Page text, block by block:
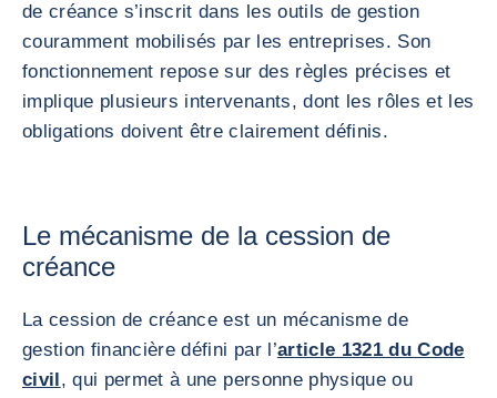
de créance s’inscrit dans les outils de gestion
couramment mobilisés par les entreprises. Son
fonctionnement repose sur des règles précises et
implique plusieurs intervenants, dont les rôles et les
obligations doivent être clairement définis.
Le mécanisme de la cession de
créance
La cession de créance est un mécanisme de
gestion financière défini par l’article 1321 du Code
civil, qui permet à une personne physique ou